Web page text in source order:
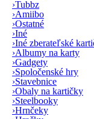
›Tubbz
›Amiibo
›Ostatné
›Iné
›Iné zberateľské
›Albumy na karty
›Gadgety
›Spoločenské hry
›Stavebnice
›Obaly na kartičky
›Steelbooky
›Hrnčeky